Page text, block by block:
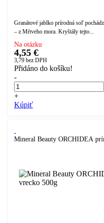
Granátové jablko prírodná soľ
– z Mŕtveho mora. Kryštály tejto...
Na otázku
4,55 €
3,79 bez DPH
Přidáno do košíku!
-
+
Kúpiť
Mineral Beauty ORCHIDEA